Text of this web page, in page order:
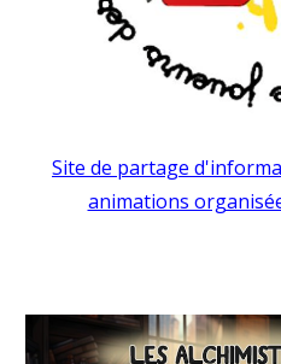
Site de partage
animations